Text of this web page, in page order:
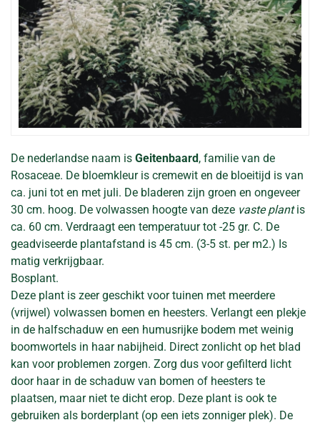
De nederlandse naam is Geitenbaard , familie van de
Rosaceae. De bloemkleur is cremewit en de bloeitijd is van
ca. juni tot en met juli. De bladeren zijn groen en ongeveer
30 cm. hoog. De volwassen hoogte van deze vaste plantis
ca. 60 cm. Verdraagt een temperatuur tot -25 gr. C. De
geadviseerde plantafstand is 45 cm. (3-5 st. per m2.) Is
matig verkrijgbaar.
Bosplant.
Deze plant is zeer geschikt voor tuinen met meerdere
(vrijwel) volwassen bomen en heesters. Verlangt een plekje
in de halfschaduw en een humusrijke bodem met weinig
boomwortels in haar nabijheid. Direct zonlicht op het blad
kan voor problemen zorgen. Zorg dus voor gefilterd licht
door haar in de schaduw van bomen of heesters te
plaatsen, maar niet te dicht erop. Deze plant is ook te
gebruiken als borderplant (op een iets zonniger plek). De